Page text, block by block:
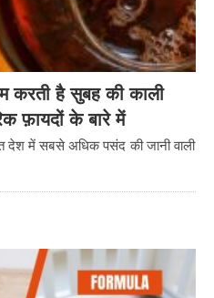
करती है सुबह की काली
फ़ायदों के बारे में
में सबसे अधिक पसंद की जानी वाली